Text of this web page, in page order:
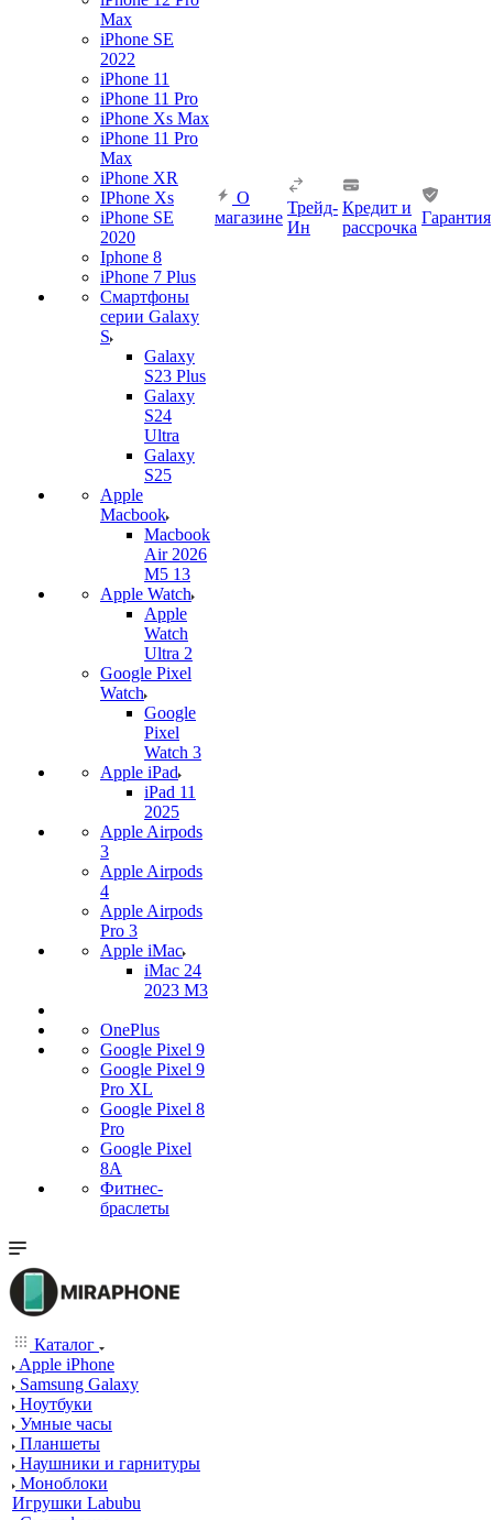
Max
iPhone SE
2022
iPhone 11
iPhone 11 Pro
iPhone Xs Max
iPhone 11 Pro
Max
iPhone XR
IPhone Xs
iPhone SE
2020
Iphone 8
iPhone 7 Plus
Смартфоны
серии Galaxy
S
Galaxy
S23 Plus
Galaxy
S24
Ultra
Galaxy
S25
Apple
Macbook
Macbook
Air 2026
M5 13
Apple Watch
Apple
Watch
Ultra 2
Google Pixel
Watch
Google
Pixel
Watch 3
Apple iPad
iPad 11
2025
Apple Airpods
3
Apple Airpods
4
Apple Airpods
Pro 3
Apple iMac
iMac 24
2023 M3
OnePlus
Google Pixel 9
Google Pixel 9
Pro XL
Google Pixel 8
Pro
Google Pixel
8A
Фитнес-
браслеты
О
магазине
Трейд-
Ин
Кредит и
рассрочка
Гарантия
Каталог
Apple iPhone
Samsung Galaxy
Ноутбуки
Умные часы
Планшеты
Наушники и гарнитуры
Моноблоки
Игрушки Labubu